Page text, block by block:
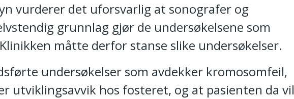
vurderer det uforsvarlig at sonografer og
grunnlag gjør de undersøkelsene som
måtte derfor stanse slike undersøkelser.
undersøkelser som avdekker kromosomfeil,
utviklingsavvik hos fosteret, og at pasienten da vil